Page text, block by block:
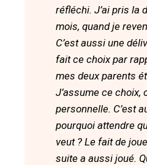
réfléchi. J’ai pris la
mois, quand je
C’est aussi une
fait ce choix par
mes deux parents
J’assume ce choix,
personnelle. C’est
pourquoi attendre
veut ? Le fait de
suite a aussi joué.